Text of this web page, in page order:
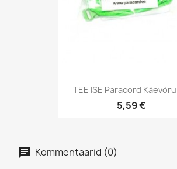
TEE ISE Paracord
5,59 €
Kommentaarid (0)